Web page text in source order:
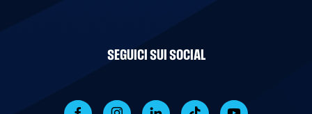
SEGUICI SUI SOCIAL